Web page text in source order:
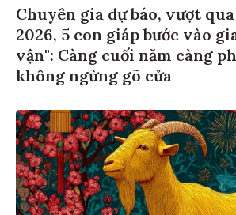
Chuyên gia dự báo, vượt
2026, 5 con giáp bước vào
vận": Càng cuối năm càng
không ngừng gõ cửa